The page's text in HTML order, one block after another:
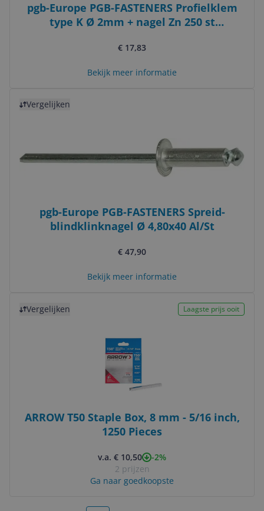
pgb-Europe PGB-FASTENERS Profielklem
type K Ø 2mm + nagel Zn 250 st
€ 17,83
Bekijk meer informatie
Vergelijken
pgb-Europe PGB-FASTENERS Spreid-
blindklinknagel Ø 4,80x40 Al/St
€ 47,90
Bekijk meer informatie
Vergelijken Laagste prijs ooit
ARROW T50 Staple Box, 8 mm - 5/16 inch,
1250 Pieces
v.a. € 10,50
-2%
2 prijzen
Ga naar goedkoopste